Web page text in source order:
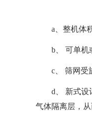
a、整机体
b、 可单机
c、 筛网受
d、 新式设
气体隔离层，